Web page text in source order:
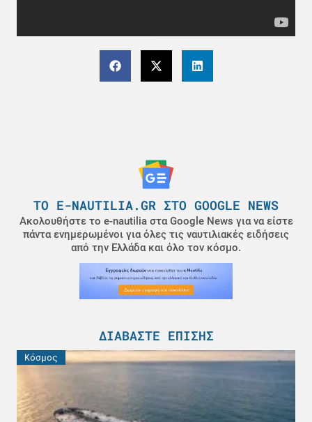
ΤΟ E-NAUTILIA.GR ΣΤΟ GOOGLE NEWS
Ακολουθήστε το e-nautilia στα Google News για να είστε
πάντα ενημερωμένοι για όλες τις ναυτιλιακές ειδήσεις
από την Ελλάδα και όλο τον κόσμο.
ΔΙΑΒΆΣΤΕ ΕΠΊΣΗΣ
Κόσμος